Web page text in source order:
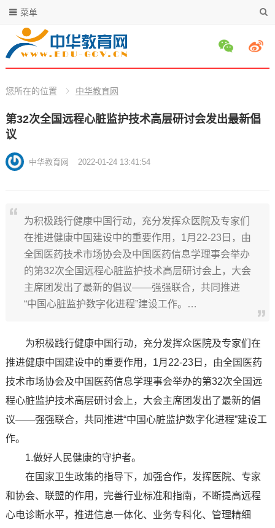
菜单
您所在的位置 中华教育网
第32次全国远程心脏监护技术高层研讨会发出最新倡
议
中华教育网 2022-01-24 13:41:54
为积极践行健康中国行动，充分发挥众医院及专家们
在推进健康中国建设中的重要作用，1月22-23日，由
全国医药技术市场协会及中国医药信息学理事会举办
的第32次全国远程心脏监护技术高层研讨会上，大会
主席团发出了最新的倡议——强强联合，共同推进
“中国心脏监护数字化进程”建设工作。…
为积极践行健康中国行动，充分发挥众医院及专家们在
推进健康中国建设中的重要作用，1月22-23日，由全国医药
技术市场协会及中国医药信息学理事会举办的第32次全国远
程心脏监护技术高层研讨会上，大会主席团发出了最新的倡
议——强强联合，共同推进“中国心脏监护数字化进程”建设工
作。
1.做好人民健康的守护者。
在国家卫生政策的指导下，加强合作，发挥医院、专家
和协会、联盟的作用，完善行业标准和指南，不断提高远程
心电诊断水平，推进信息一体化、业务专科化、管理精细